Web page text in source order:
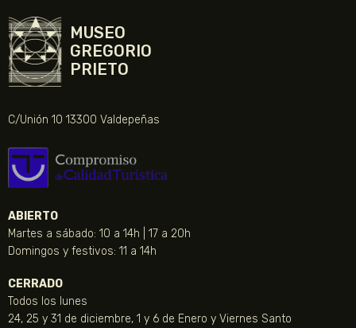
MUSEO
GREGORIO
PRIETO
C/Unión 10 13300 Valdepeñas
ABIERTO
Martes a sábado: 10 a 14h | 17 a 20h
Domingos y festivos: 11 a 14h
CERRADO
Todos los lunes
24, 25 y 31 de diciembre, 1 y 6 de Enero y Viernes Santo